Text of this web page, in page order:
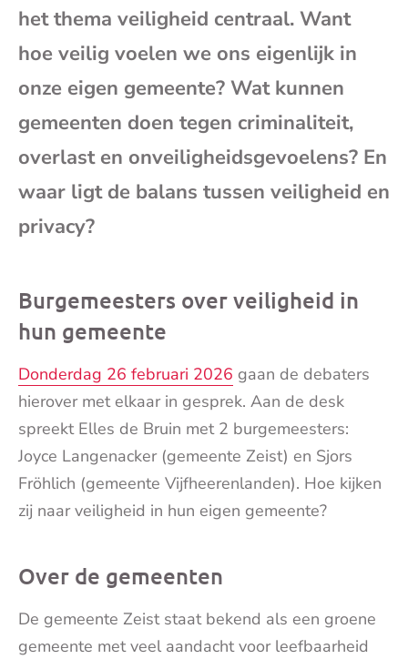
het thema veiligheid centraal. Want
hoe veilig voelen we ons eigenlijk in
onze eigen gemeente? Wat kunnen
gemeenten doen tegen criminaliteit,
overlast en onveiligheidsgevoelens? En
waar ligt de balans tussen veiligheid en
privacy?
Burgemeesters over veiligheid in
hun gemeente
Donderdag 26 februari 2026 gaan de debaters
hierover met elkaar in gesprek. Aan de desk
spreekt Elles de Bruin met 2 burgemeesters:
Joyce Langenacker (gemeente Zeist) en Sjors
Fröhlich (gemeente Vijfheerenlanden). Hoe kijken
zij naar veiligheid in hun eigen gemeente?
Over de gemeenten
De gemeente Zeist staat bekend als een groene
gemeente met veel aandacht voor leefbaarheid